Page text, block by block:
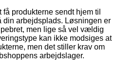
produkterne sendt hjem til
din arbejdsplads. Løsningen er
men lige så vel vældig
kan ikke modsiges at
men det stiller krav om
arbejdslager.